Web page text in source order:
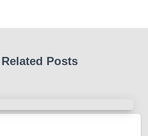
Related Posts